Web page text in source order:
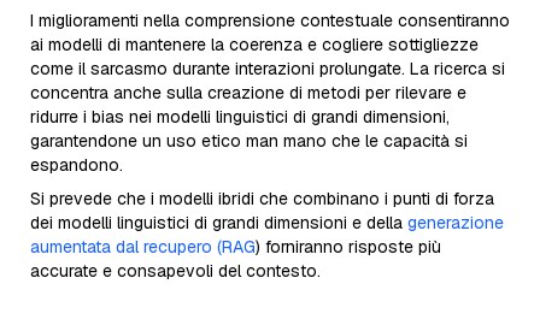
I miglioramenti nella comprensione contestuale consentiranno
ai modelli di mantenere la coerenza e cogliere sottigliezze
come il sarcasmo durante interazioni prolungate. La ricerca si
concentra anche sulla creazione di metodi per rilevare e
ridurre i bias nei modelli linguistici di grandi dimensioni,
garantendone un uso etico man mano che le capacità si
espandono.
Si prevede che i modelli ibridi che combinano i punti di forza
dei modelli linguistici di grandi dimensioni e della generazione
aumentata dal recupero (RAG) forniranno risposte più
accurate e consapevoli del contesto.